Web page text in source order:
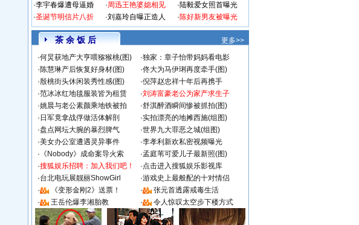
·李宇春爆遭母逼婚
·圣诞节明信片八折
·周迅王艳婆媳相见
·刘嘉玲自曝正造人
·陆毅爱女照首曝光
·陈好新男友被曝光
茶 余 饭 后
更多>>
·何炅获地产大亨喂猕猴桃(图) ·独家：章子怡带妈妈看电影
·陈慧琳产后恢复好身材(图) ·佟大为马伊琍再度牵手(图)
·殷桃街头休闲装秀性感(图) ·倪萍赵忠祥十年后再携手
·范冰冰红地毯服装皆为租赁 ·刘涛富豪老公为家产求生子
·姚晨与老公素颜乘地铁被拍 ·舒淇醉酒瞬间惨被抓拍(图)
· 日军竟拿战俘做活体解剖 ·实拍漂亮的地摊西施(组图)
·盘点网坛大腕的暴烈脾气 ·世界九大罪恶之城(组图)
·美女办公室遭遇灵异事件 ·李孝利新欢私密视频曝光
· 《Nobody》成命案导火索 ·孟庭苇可爱儿子最新照(图)
·搜狐娱乐招聘：加入我们吧！ ·点击进入搜狐娱乐影视库
·台北电玩展靓丽ShowGirl ·游戏史上最般配的十对情侣
·
《变形金刚2》送票！ ·
张元首透露戒毒生活
·
王岳伦爆李湘胎教 · 令人惊叹太空步下楼方式